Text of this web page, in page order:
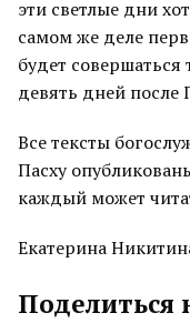
эти светлые дни
самом же деле
будет совершаться
девять дней после
Все тексты
Пасху
каждый может
Екатерина
Поделиться